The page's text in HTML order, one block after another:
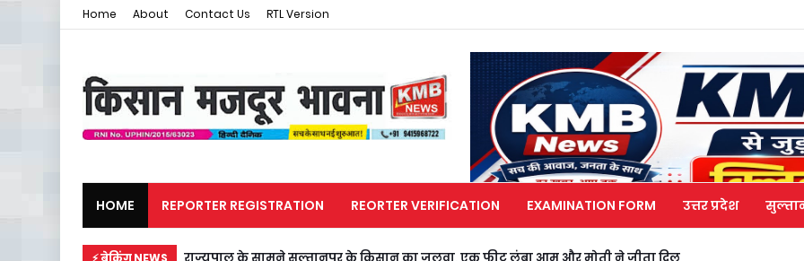
Home About Contact Us RTL Version
HOME REPORTER REGISTRATION REORTER VERIFICATION EXAMINATION FORM उत्तर प्रदेश
मजदूर समाचार राजनीति
⚡ ब्रेकिंग NEWS